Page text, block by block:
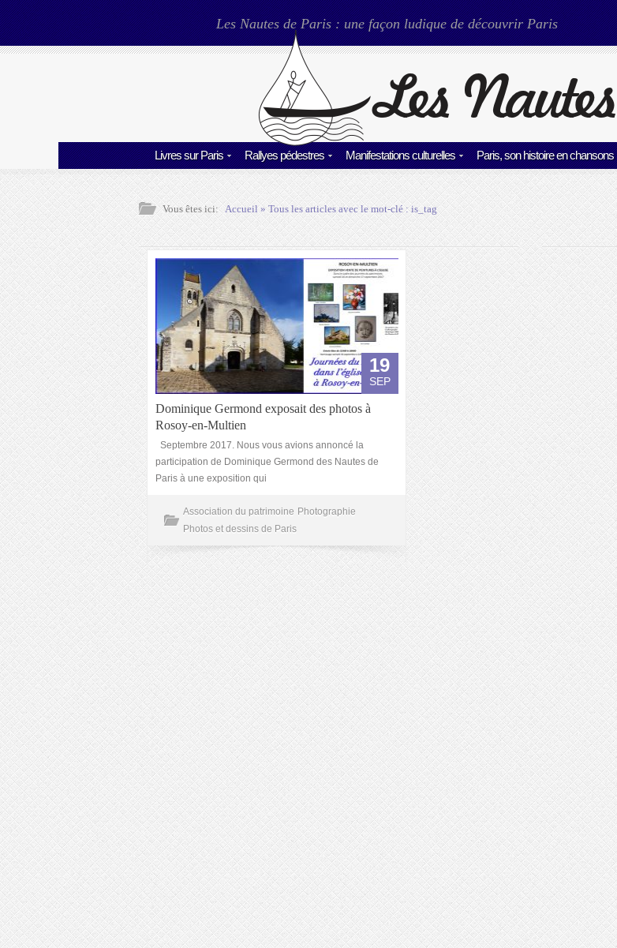
Les Nautes de Paris : une façon ludique de découvrir Paris
Livres sur Paris Rallyes pédestres Manifestations culturelles Paris, son histoire en chansons
Vous êtes ici: Accueil» Tous les articles avec le mot-clé :is_tag
19
SEP
Dominique Germond exposait des photos à
Rosoy-en-Multien
Septembre 2017. Nous vous avions annoncé la
participation de Dominique Germond des Nautes de
Paris à une exposition qui
Association du patrimoine Photographie
Photos et dessins de Paris